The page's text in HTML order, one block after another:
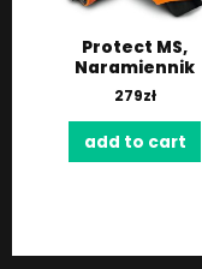
Protect MS,
Naramiennik
279zł
add to cart